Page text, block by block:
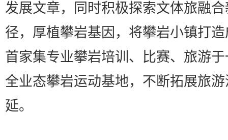
发展文章，同时积极探索文体旅融
径，厚植攀岩基因，将攀岩小镇打
首家集专业攀岩培训、比赛、旅游
全业态攀岩运动基地，不断拓展旅
延。